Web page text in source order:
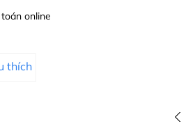
online
thích